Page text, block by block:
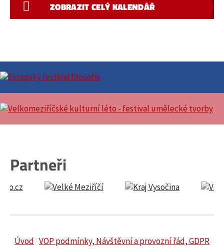
ZOBRAZIT CELÝ KALENDÁŘ
Partneři
Úvod VOP podmínky, Návštěvní a provozní řád, GDPR